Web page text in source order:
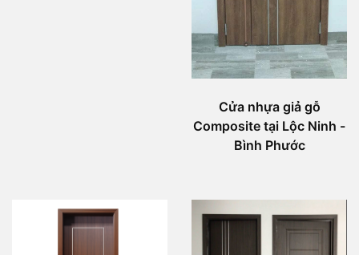
Cửa nhựa giả gỗ
Composite tại Lộc Ninh -
Bình Phước